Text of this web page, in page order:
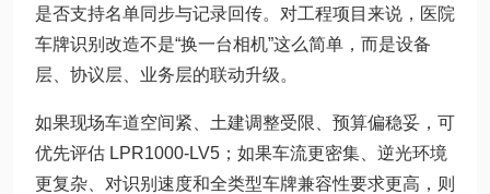
是否支持名单同步与记录回传。对工程项目来说，医院
车牌识别改造不是“换一台相机”这么简单，而是设备
层、协议层、业务层的联动升级。
如果现场车道空间紧、土建调整受限、预算偏稳妥，可
优先评估 LPR1000-LV5；如果车流更密集、逆光环境
更复杂、对识别速度和全类型车牌兼容性要求更高，则